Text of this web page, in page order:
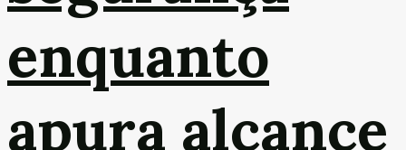
enquanto
apura alcance